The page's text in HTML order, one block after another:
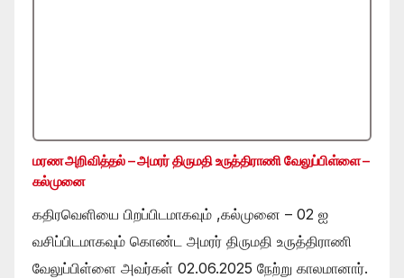
மரண அறிவித்தல் – அமரர் திருமதி உருத்திராணி வேலுப்பிள்ளை –
கல்முனை
கதிரவெளியை பிறப்பிடமாகவும் ,கல்முனை – 02 ஐ
வசிப்பிடமாகவும் கொண்ட அமரர் திருமதி உருத்திராணி
வேலுப்பிள்ளை அவர்கள் 02.06.2025 நேற்று காலமானார்.